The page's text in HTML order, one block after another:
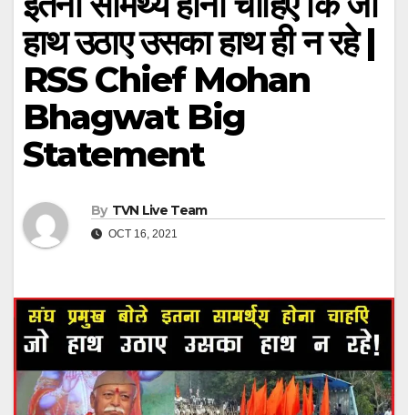
हाथ उठाए उसका हाथ ही न रहे |
RSS Chief Mohan
Bhagwat Big
Statement
By TVN Live Team
OCT 16, 2021